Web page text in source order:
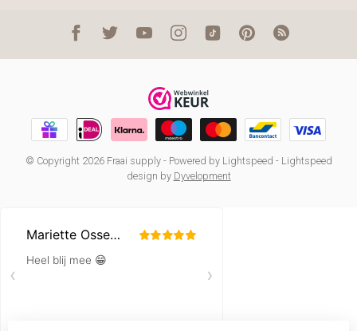
© Copyright 2026 Fraai supply- Powered by Lightspeed - Lightspeed
design by Dyvelopment